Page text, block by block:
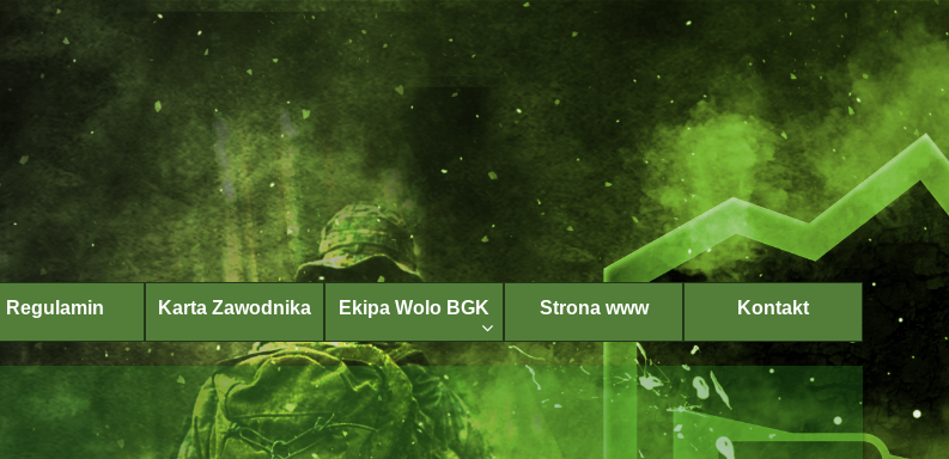
Regulamin Karta Zawodnika Ekipa Wolo BGK Strona www Kontakt